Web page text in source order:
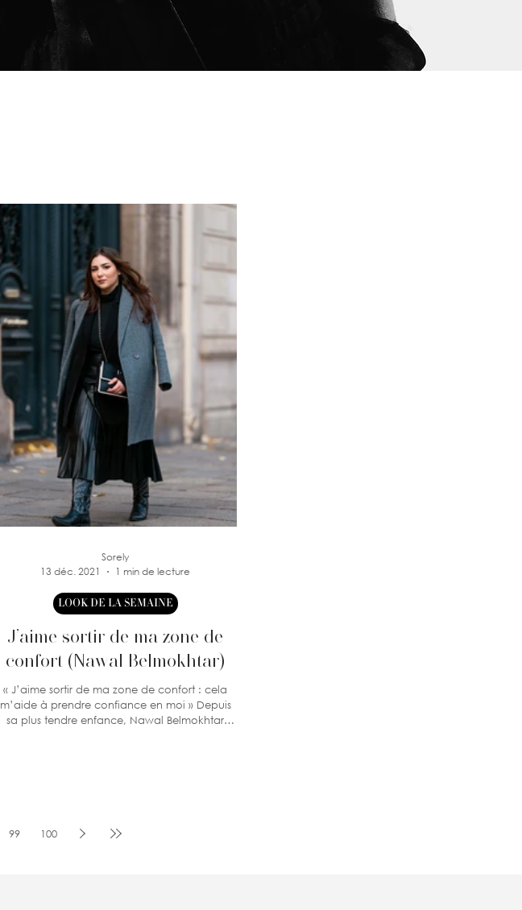
J’aime sortir de ma zone de
confort (Nawal Belmokhtar)
« J’aime sortir de ma zone de confort : cela
m’aide à prendre confiance en moi » Depuis
sa plus tendre enfance, Nawal Belmokhtar
LOOK DE LA SEMAINE
Sorely
13 déc. 2021
1 min de lecture
99 100